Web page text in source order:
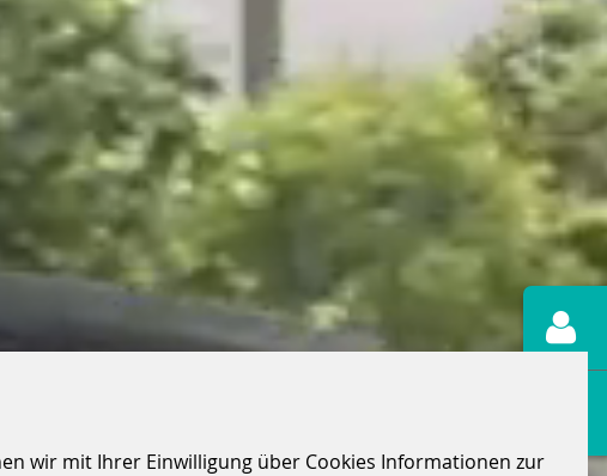
wir mit Ihrer Einwilligung über Cookies Informationen zur